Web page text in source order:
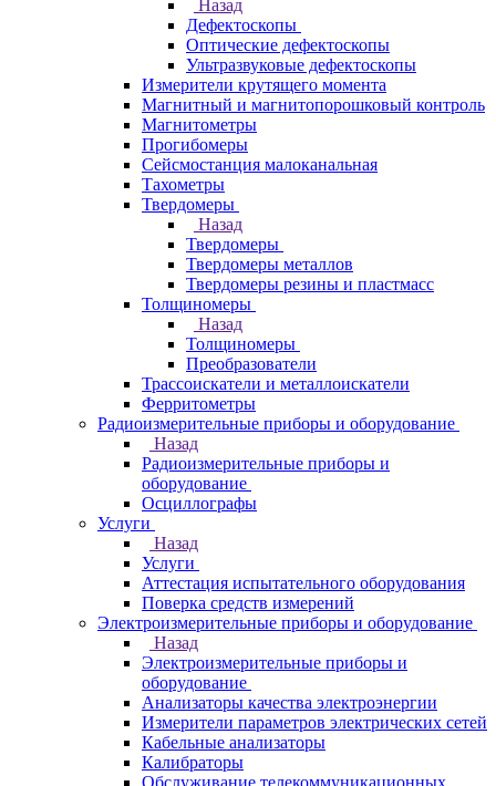
Назад
Дефектоскопы
Оптические дефектоскопы
Ультразвуковые дефектоскопы
Измерители крутящего момента
Магнитный и магнитопорошковый контроль
Магнитометры
Прогибомеры
Сейсмостанция малоканальная
Тахометры
Твердомеры
Назад
Твердомеры
Твердомеры металлов
Твердомеры резины и пластмасс
Толщиномеры
Назад
Толщиномеры
Преобразователи
Трассоискатели и металлоискатели
Ферритометры
Радиоизмерительные приборы и оборудование
Назад
Радиоизмерительные приборы и
оборудование
Осциллографы
Услуги
Назад
Услуги
Аттестация испытательного оборудования
Поверка средств измерений
Электроизмерительные приборы и оборудование
Назад
Электроизмерительные приборы и
оборудование
Анализаторы качества электроэнергии
Измерители параметров электрических сетей
Кабельные анализаторы
Калибраторы
Обслуживание телекоммуникационных